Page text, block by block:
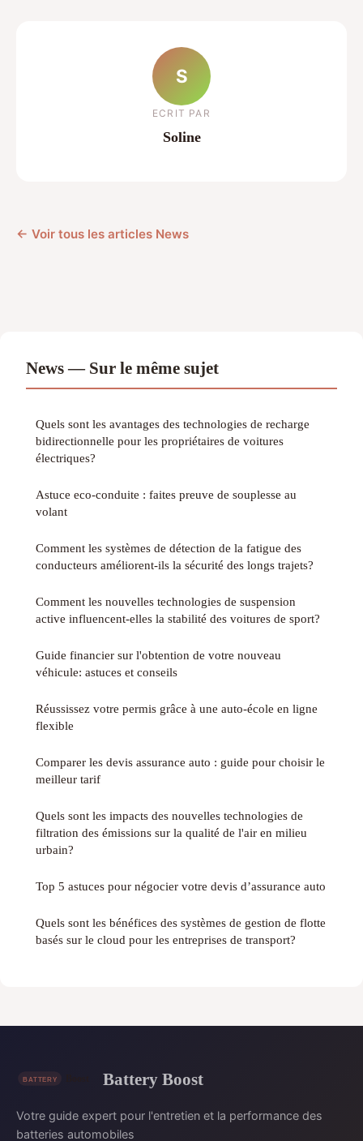
S
ECRIT PAR
Soline
← Voir tous les articles News
News — Sur le même sujet
Quels sont les avantages des technologies de recharge
bidirectionnelle pour les propriétaires de voitures
électriques?
Astuce eco-conduite : faites preuve de souplesse au
volant
Comment les systèmes de détection de la fatigue des
conducteurs améliorent-ils la sécurité des longs trajets?
Comment les nouvelles technologies de suspension
active influencent-elles la stabilité des voitures de sport?
Guide financier sur l'obtention de votre nouveau
véhicule: astuces et conseils
Réussissez votre permis grâce à une auto-école en ligne
flexible
Comparer les devis assurance auto : guide pour choisir le
meilleur tarif
Quels sont les impacts des nouvelles technologies de
filtration des émissions sur la qualité de l'air en milieu
urbain?
Top 5 astuces pour négocier votre devis d’assurance auto
Quels sont les bénéfices des systèmes de gestion de flotte
basés sur le cloud pour les entreprises de transport?
Battery Boost
Votre guide expert pour l'entretien et la performance des
batteries automobiles